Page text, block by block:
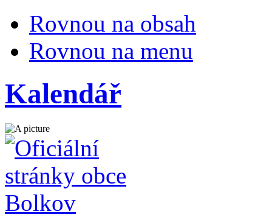
Rovnou na obsah
Rovnou na menu
Kalendář